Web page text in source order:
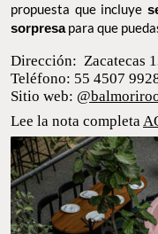
propuesta que incluye
sorpresapara que
Dirección:
Teléfono: 55 4507
Sitio web:
Lee la nota